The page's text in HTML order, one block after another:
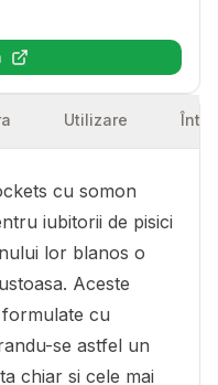
într-o filă nouă)
Utilizare
cu somon
iubitorii de pisici
lor blanos o
Aceste
cu
se astfel un
chiar si cele mai